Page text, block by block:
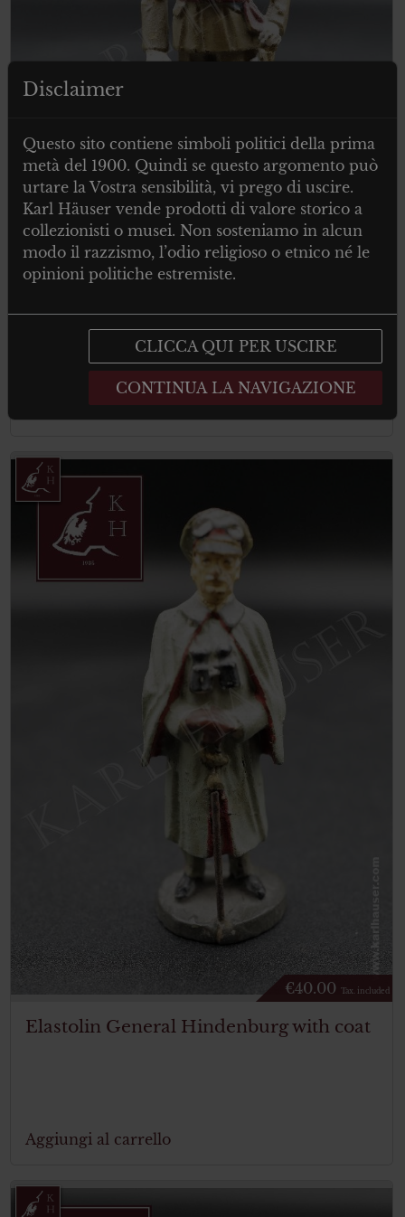
€60.00
Franco – movable arm
Aggiungi al carrello
€40.00 Tax. included
Elastolin General Hindenburg with coat
Aggiungi al carrello
Disclaimer
Questo sito contiene simboli politici della prima
metà del 1900. Quindi se questo argomento può
urtare la Vostra sensibilità, vi prego di uscire.
Karl Häuser vende prodotti di valore storico a
collezionisti o musei. Non sosteniamo in alcun
modo il razzismo, l’odio religioso o etnico né le
opinioni politiche estremiste.
CLICCA QUI PER USCIRE
CONTINUA LA NAVIGAZIONE